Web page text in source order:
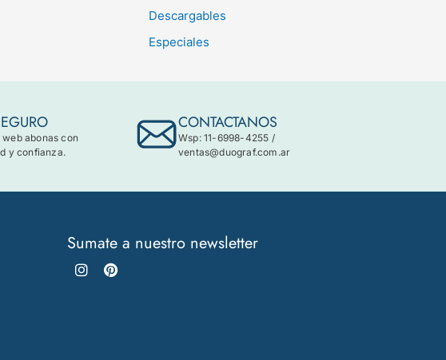
Descargables
Especiales
web abonas con
y confianza.
CONTACTANOS
Wsp: 11-6998-4255 /
ventas@duograf.com.ar
Sumate a nuestro newsletter
Instagram
Pinterest